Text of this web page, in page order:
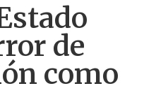
de
como